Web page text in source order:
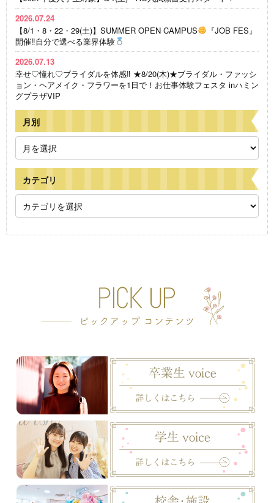
2026.07.24
【8/1・8・22・29(土)】SUMMER OPEN CAMPUS
『JOB FES』
開催‼自分で選べる業界体験
2026.07.13
幸せ♡憧れ♡ブライダルを体感‼ ★8/20(木)★ブライダル・ファッシ
ョン・ヘアメイク・フラワーを1日で！お仕事体験フェスタ inハミン
グプラザVIP
月別
カテゴリ